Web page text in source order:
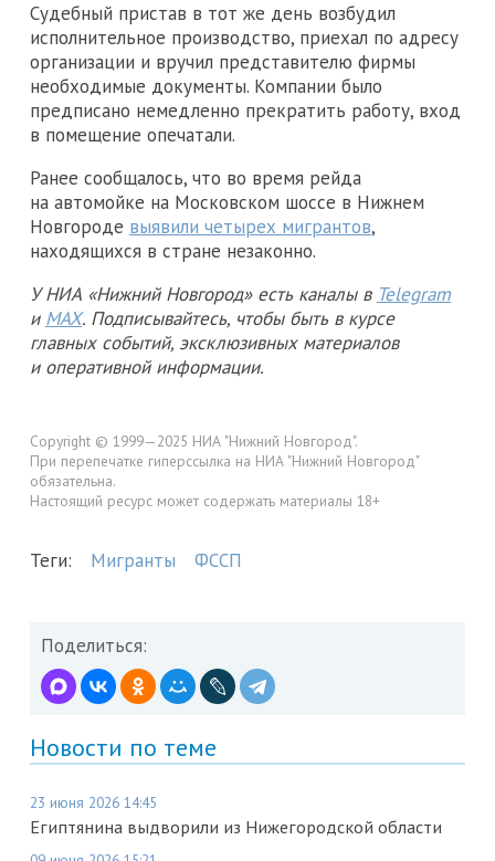
Судебный пристав в тот же день возбудил
исполнительное производство, приехал по адресу
организации и вручил представителю фирмы
необходимые документы. Компании было
предписано немедленно прекратить работу, вход
в помещение опечатали.
Ранее сообщалось, что во время рейда
на автомойке на Московском шоссе в Нижнем
Новгороде выявили четырех мигрантов,
находящихся в стране незаконно.
У НИА «Нижний Новгород» есть каналы в Telegram
и MAX. Подписывайтесь, чтобы быть в курсе
главных событий, эксклюзивных материалов
и оперативной информации.
Copyright © 1999—2025 НИА "Нижний Новгород".
При перепечатке гиперссылка на НИА "Нижний Новгород"
обязательна.
Настоящий ресурс может содержать материалы 18+
Теги: Мигранты ФССП
Поделиться:
Новости по теме
23 июня 2026 14:45
Египтянина выдворили из Нижегородской области